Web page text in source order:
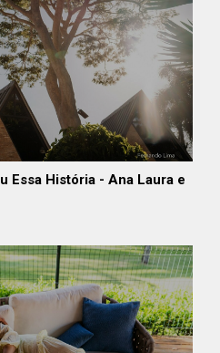
Essa História - Ana Laura e